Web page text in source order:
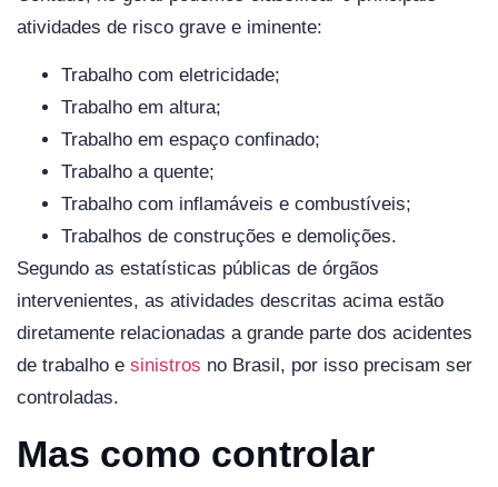
atividades de risco grave e iminente:
Trabalho com eletricidade;
Trabalho em altura;
Trabalho em espaço confinado;
Trabalho a quente;
Trabalho com inflamáveis e combustíveis;
Trabalhos de construções e demolições.
Segundo as estatísticas públicas de órgãos
intervenientes, as atividades descritas acima estão
diretamente relacionadas a grande parte dos acidentes
de trabalho e sinistros no Brasil, por isso precisam ser
controladas.
Mas como controlar